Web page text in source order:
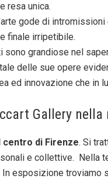
resa unica.
gode di
finale irripetibile.
grandiose nel
delle sue opere
ed innovazione che in
Gallery
centro di Firenze. Si
e collettive. Nella
esposizione troviamo